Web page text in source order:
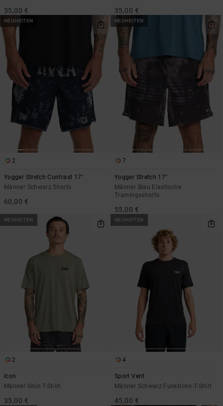
35,00 € 35,00 €
NEUHEITEN
2
Yogger Stretch Contrast 17"
Männer Schwarz Shorts
60,00 €
NEUHEITEN
7
Yogger Stretch 17"
Männer Blau Elastische
Trainingsshorts
55,00 €
NEUHEITEN
2
Icon
Männer Grün T-Shirt
35,00 €
NEUHEITEN
4
Sport Vent
Männer Schwarz Funktions-T-Shirt
45,00 €